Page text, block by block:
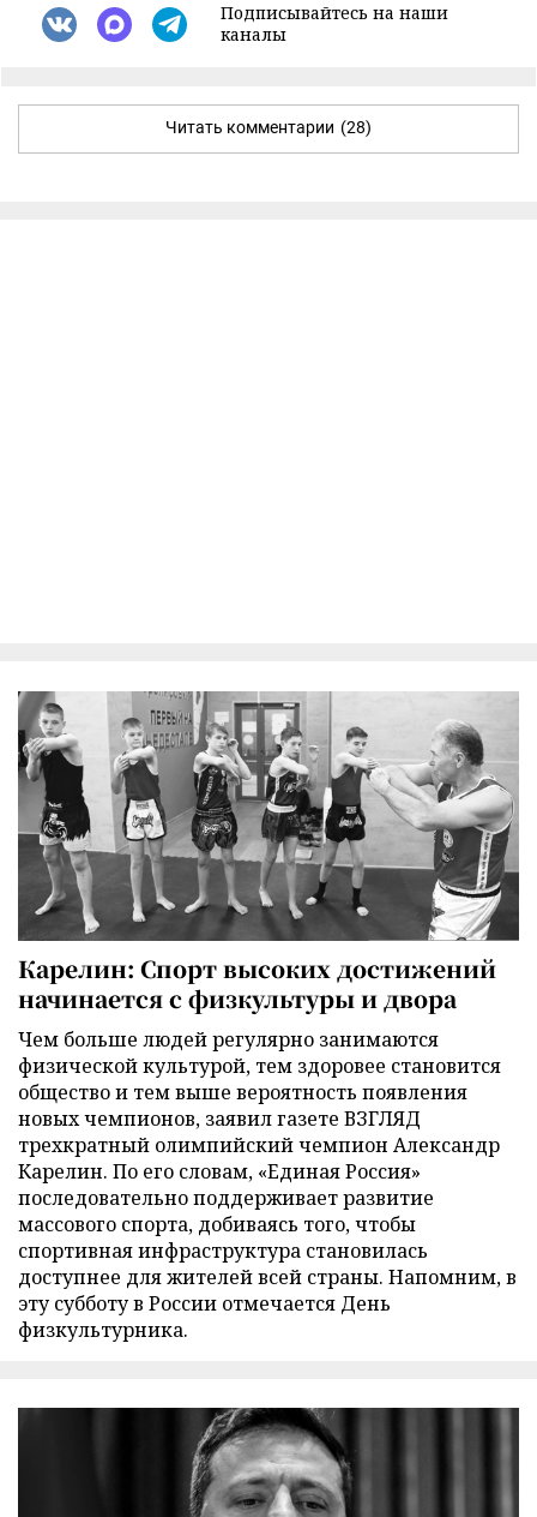
Подписывайтесь на наши
каналы
Читать комментарии (28)
Карелин: Спорт высоких достижений
начинается с физкультуры и двора
Чем больше людей регулярно занимаются
физической культурой, тем здоровее становится
общество и тем выше вероятность появления
новых чемпионов, заявил газете ВЗГЛЯД
трехкратный олимпийский чемпион Александр
Карелин. По его словам, «Единая Россия»
последовательно поддерживает развитие
массового спорта, добиваясь того, чтобы
спортивная инфраструктура становилась
доступнее для жителей всей страны. Напомним, в
эту субботу в России отмечается День
физкультурника.